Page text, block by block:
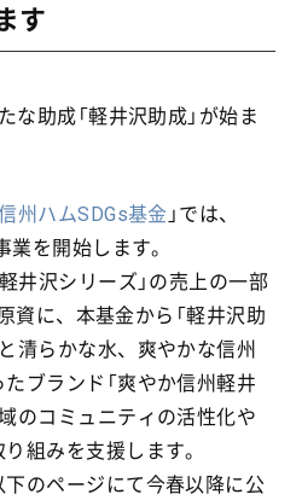
i
す
な助成「軽井沢助成」が始ま
州ハムSDGs基金 」では、
を開始します。
軽井沢シリーズ」の売上の一部
資に、本基金から「軽井沢助
清らかな水、爽やかな信州
ブランド「爽やか信州軽井
のコミュニティの活性化や
組みを支援します。
のページにて今春以降に公